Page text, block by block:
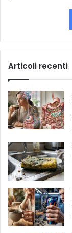
o
r
i
e
Articoli recenti